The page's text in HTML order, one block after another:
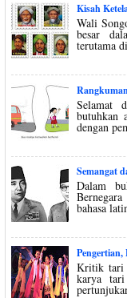
Kisah
Wali
besar
terutama
Selamat
butuhkan
dengan
Semangat
Dalam
bahasa
Kritik tari
karya